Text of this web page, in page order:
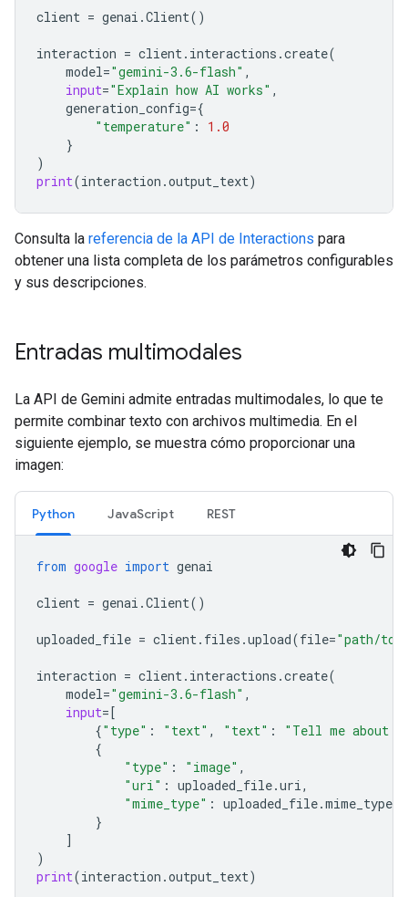
client = genai .Client()
interaction = client. interactions .create(
model="gemini-3.6-flash" ,
input="Explain how AI works" ,
generation_config={
"temperature" :
1.0
}
)
print(interaction .output_text)
Consulta la referencia de la API de Interactions para
obtener una lista completa de los parámetros configurables
y sus descripciones.
Entradas multimodales
La API de Gemini admite entradas multimodales, lo que te
permite combinar texto con archivos multimedia. En el
siguiente ejemplo, se muestra cómo proporcionar una
imagen:
Python JavaScript REST
from google import genai
client = genai .Client()
uploaded_file = client. files .upload(file="path/to/
interaction = client. interactions .create(
model="gemini-3.6-flash" ,
input=[
{"type" : "text" , "text" :
"Tell me about
{
"type" : "image" ,
"uri" : uploaded_file.uri,
"mime_type" : uploaded_file.mime_type
}
]
)
print(interaction .output_text)